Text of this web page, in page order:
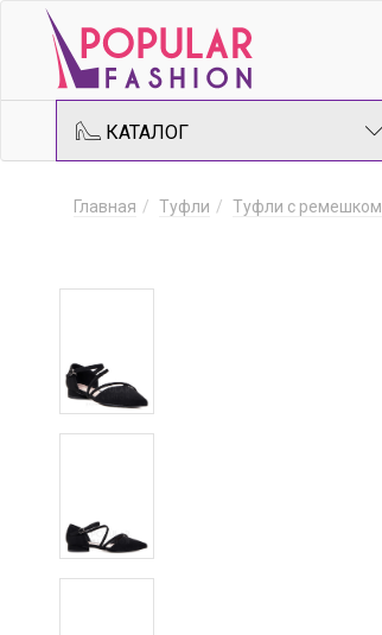
КАТАЛОГ
Главная Туфли Туфли с ремешком